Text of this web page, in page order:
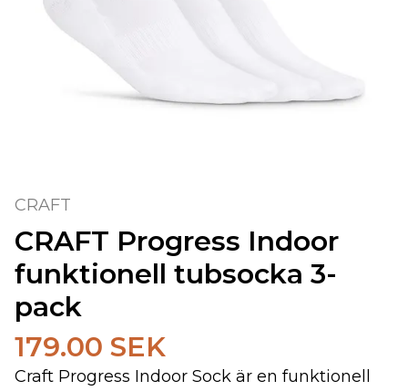
CRAFT
CRAFT Progress Indoor
funktionell tubsocka 3-
pack
179.00 SEK
Craft Progress Indoor Sock är en funktionell